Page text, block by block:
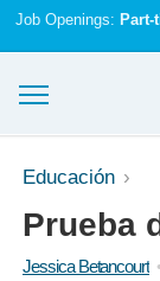
Job Openings: Part-
Ensayos y
Registrarse
Iniciar sesión
Educación
Prueba
Jessica Betancourt